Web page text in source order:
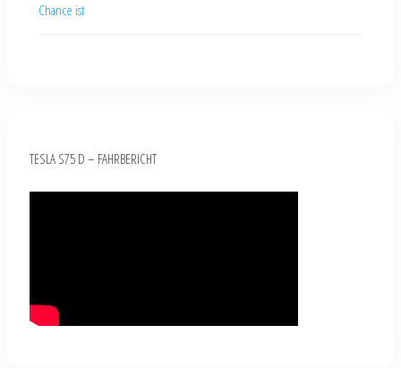
Chance ist
TESLA S75 D – FAHRBERICHT